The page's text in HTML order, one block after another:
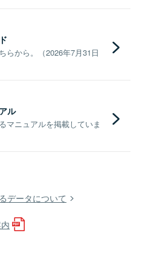
らから。（2026年7月31日
ル
マニュアルを掲載していま
データについて